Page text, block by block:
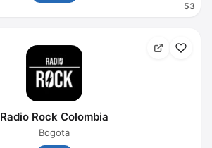
53
Radio Rock Colombia
Bogota